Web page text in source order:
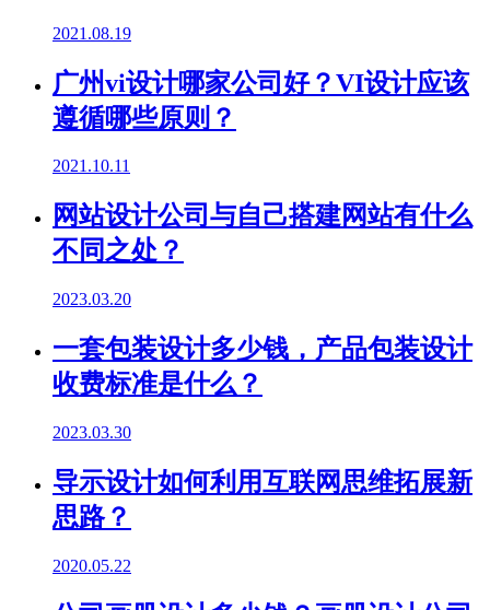
2021.08.19
广州vi设计哪家公司好？VI设计应该
遵循哪些原则？
2021.10.11
网站设计公司与自己搭建网站有什么
不同之处？
2023.03.20
一套包装设计多少钱，产品包装设计
收费标准是什么？
2023.03.30
导示设计如何利用互联网思维拓展新
思路？
2020.05.22